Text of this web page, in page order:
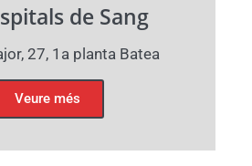
de Sang
27, 1a planta Batea
Veure més